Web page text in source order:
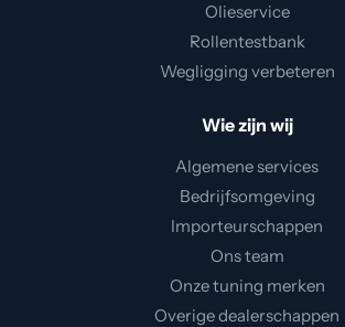
Olieservice
Rollentestbank
Wegligging verbeteren
Wie zijn wij
Algemene services
Bedrijfsomgeving
Importeurschappen
Ons team
Onze tuning merken
Overige dealerschappen